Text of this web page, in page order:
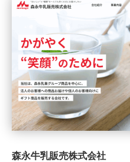
森永牛乳販売株式会社